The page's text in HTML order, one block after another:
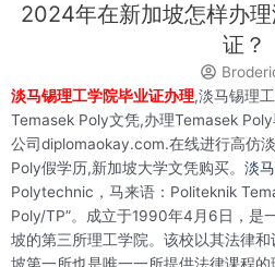
2024年在新加坡怎样办
证？
淡马锡理工学院毕业证办理,淡马锡理
Temasek Poly文凭,办理Temasek
公司diplomaokay.com.在线进行高仿
Poly假学历,新加坡大学文凭购买。 淡
Polytechnic，马来语：Politeknik
Poly/TP”。成立于1990年4月6日，是
坡的第三所理工学院。该校以其法律